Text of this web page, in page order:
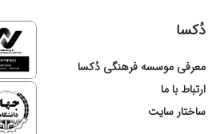
دُکسا
معرفی موسسه فرهنگی دُکسا
ارتباط با ما
ساختار سایت